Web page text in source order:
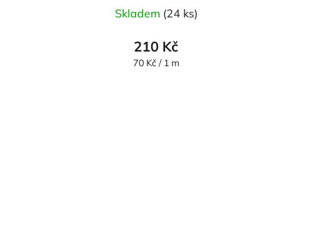
Skladem (24 ks)
210 Kč
Měrná
70 Kč / 1 m